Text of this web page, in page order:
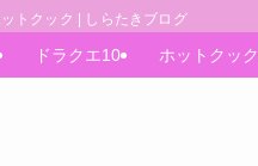
クック | しらたきブログ
ドラクエ10 ホットクック